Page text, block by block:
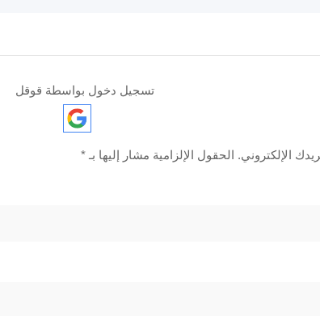
تسجيل دخول بواسطة قوقل
الإلكتروني. الحقول الإلزامية مشار إليها بـ *